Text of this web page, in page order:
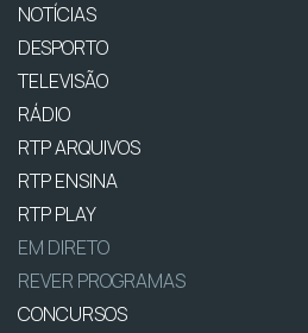
NOTÍCIAS
DESPORTO
TELEVISÃO
RÁDIO
RTP ARQUIVOS
RTP ENSINA
RTP PLAY
EM DIRETO
REVER PROGRAMAS
CONCURSOS